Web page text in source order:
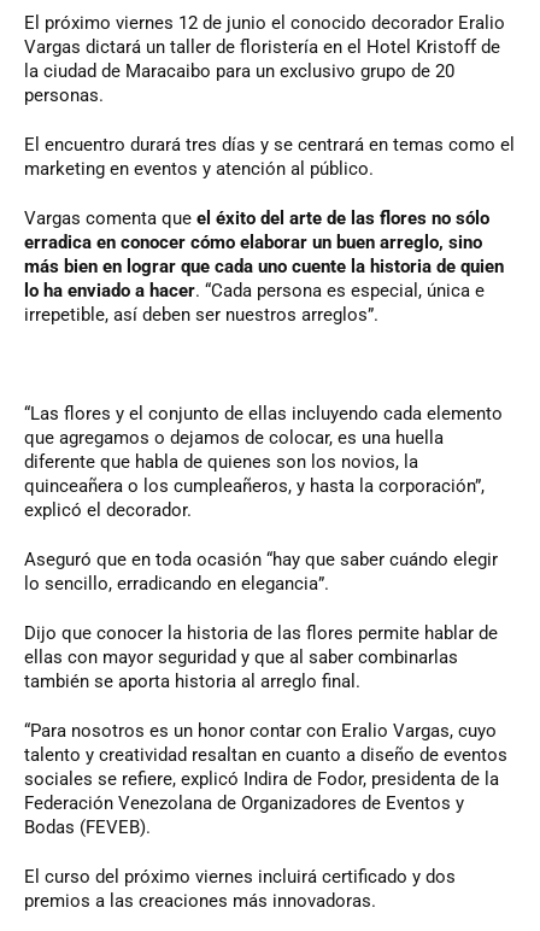
El próximo viernes 12 de junio el conocido decorador Eralio
Vargas dictará un taller de floristería en el Hotel Kristoff de
la ciudad de Maracaibo para un exclusivo grupo de 20
personas.
El encuentro durará tres días y se centrará en temas como el
marketing en eventos y atención al público.
Vargas comenta que el éxito del arte de las flores no sólo
erradica en conocer cómo elaborar un buen arreglo, sino
más bien en lograr que cada uno cuente la historia de quien
lo ha enviado a hacer. “Cada persona es especial, única e
irrepetible, así deben ser nuestros arreglos”.
“Las flores y el conjunto de ellas incluyendo cada elemento
que agregamos o dejamos de colocar, es una huella
diferente que habla de quienes son los novios, la
quinceañera o los cumpleañeros, y hasta la corporación”,
explicó el decorador.
Aseguró que en toda ocasión “hay que saber cuándo elegir
lo sencillo, erradicando en elegancia”.
Dijo que conocer la historia de las flores permite hablar de
ellas con mayor seguridad y que al saber combinarlas
también se aporta historia al arreglo final.
“Para nosotros es un honor contar con Eralio Vargas, cuyo
talento y creatividad resaltan en cuanto a diseño de eventos
sociales se refiere, explicó Indira de Fodor, presidenta de la
Federación Venezolana de Organizadores de Eventos y
Bodas (FEVEB).
El curso del próximo viernes incluirá certificado y dos
premios a las creaciones más innovadoras.